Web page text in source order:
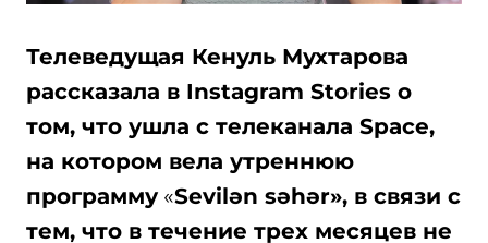
Телеведущая Кенуль Мухтарова
рассказала в Instagram Stories о
том, что ушла с телеканала Space,
на котором вела утреннюю
программу «Sevilən səhər», в связи с
тем, что в течение трех месяцев не